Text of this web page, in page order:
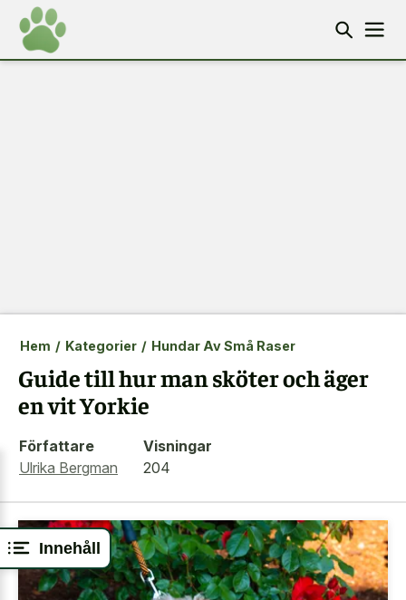
Innehåll
Hem / Kategorier / Hundar Av Små Raser
Guide till hur man sköter och äger
en vit Yorkie
Författare
Ulrika Bergman
Visningar
204